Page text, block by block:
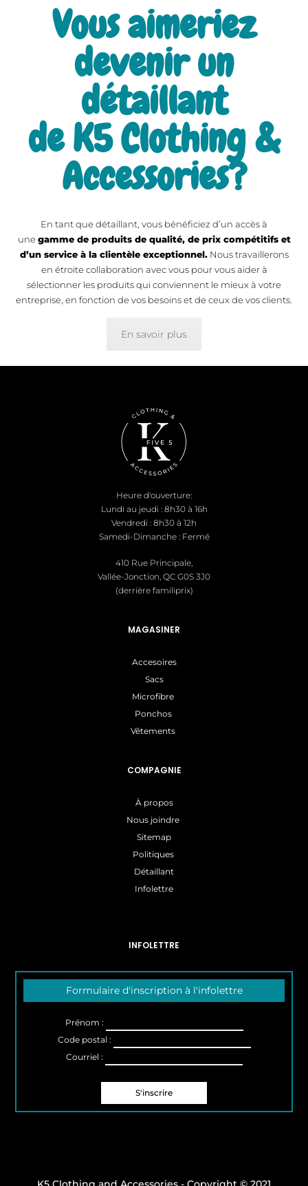
Vous aimeriez
devenir un
détaillant
de K5 Clothing &
Accessories?
En tant que détaillant, vous bénéficiez d’un accès à
une gamme de produits de qualité, de prix compétitifs et
d’un service à la clientèle exceptionnel.Nous travaillerons
en étroite collaboration avec vous pour vous aider à
sélectionner les produits qui conviennent le mieux à votre
entreprise, en fonction de vos besoins et de ceux de vos clients.
En savoir plus
Heure d'ouverture:
Lundi au jeudi : 8h30 à 16h
Vendredi : 8h30 à 12h
Samedi-Dimanche : Fermé
410 Rue Principale,
Vallée-Jonction, QC G0S 3J0
(derrière familiprix)
MAGASINER
Accesoires
Sacs
Microfibre
Ponchos
Vêtements
COMPAGNIE
À propos
Nous joindre
Sitemap
Politiques
Détaillant
Infolettre
INFOLETTRE
Formulaire d'inscription à l'infolettre
Prénom :
Code postal :
Courriel :